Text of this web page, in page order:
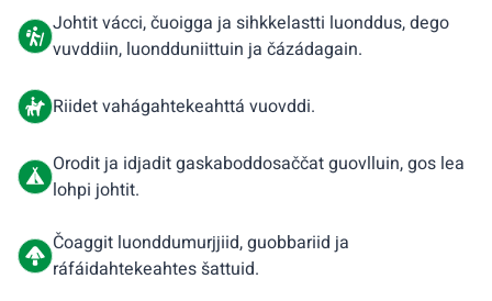
Johtit vácci, čuoigga ja sihkkelastti luonddus, dego
vuvddiin, luondduniittuin ja čázádagain.
Riidet vahágahtekeahttá vuovddi.
Orodit ja idjadit gaskaboddosaččat guovlluin, gos lea
lohpi johtit.
Čoaggit luonddumurjjiid, guobbariid ja
ráfáidahtekeahtes šattuid.